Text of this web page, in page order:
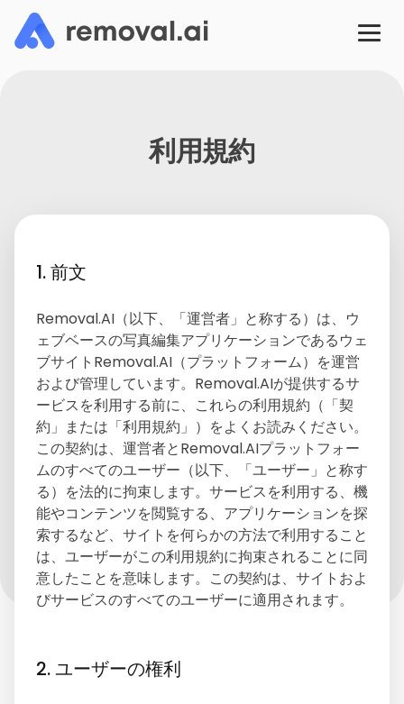
利用規約
1. 前文
Removal.AI（以下、「運営者」と称する）は、ウ
ェブベースの写真編集アプリケーションであるウェ
ブサイトRemoval.AI（プラットフォーム）を運営
および管理しています。Removal.AIが提供するサ
ービスを利用する前に、これらの利用規約（「契
約」または「利用規約」）をよくお読みください。
この契約は、運営者とRemoval.AIプラットフォー
ムのすべてのユーザー（以下、「ユーザー」と称す
る）を法的に拘束します。サービスを利用する、機
能やコンテンツを閲覧する、アプリケーションを探
索するなど、サイトを何らかの方法で利用すること
は、ユーザーがこの利用規約に拘束されることに同
意したことを意味します。この契約は、サイトおよ
びサービスのすべてのユーザーに適用されます。
2. ユーザーの権利